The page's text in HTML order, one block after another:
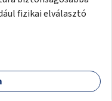
fizikai elválasztó